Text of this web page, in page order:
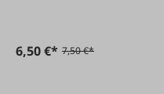
6,50 €* 7,50 €*